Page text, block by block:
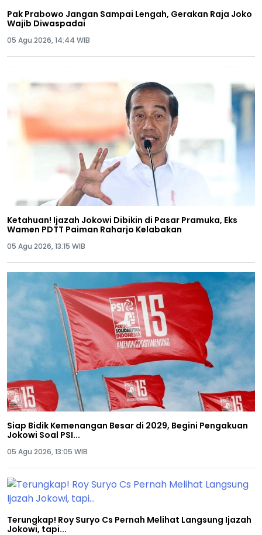
Pak Prabowo Jangan Sampai Lengah, Gerakan Raja Joko
Wajib Diwaspadai
05 Agu 2026, 14:44 WIB
Ketahuan! Ijazah Jokowi Dibikin di Pasar Pramuka, Eks
Wamen PDTT Paiman Raharjo Kelabakan
05 Agu 2026, 13:15 WIB
Siap Bidik Kemenangan Besar di 2029, Begini Pengakuan
Jokowi Soal PSI...
05 Agu 2026, 13:05 WIB
Terungkap! Roy Suryo Cs Pernah Melihat Langsung Ijazah
Jokowi, tapi...